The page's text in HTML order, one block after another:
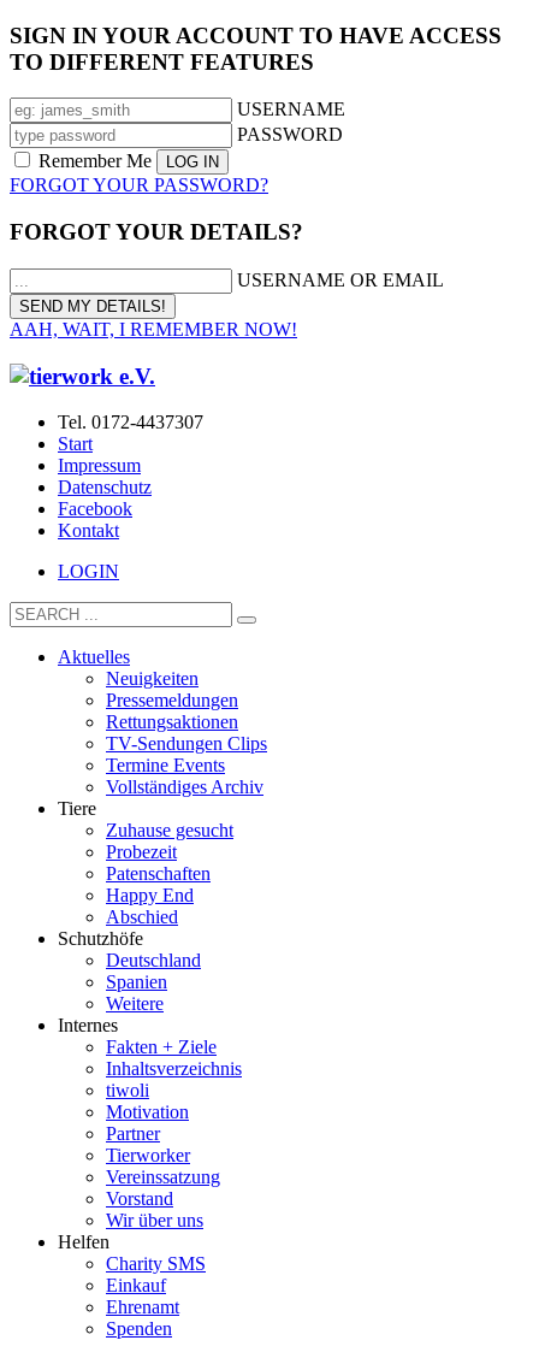
SIGN IN YOUR ACCOUNT TO HAVE ACCESS
TO DIFFERENT FEATURES
USERNAME
PASSWORD
Remember Me
FORGOT YOUR PASSWORD?
FORGOT YOUR DETAILS?
USERNAME OR EMAIL
AAH, WAIT, I REMEMBER NOW!
Tel. 0172-4437307
Start
Impressum
Datenschutz
Facebook
Kontakt
LOGIN
Aktuelles
Neuigkeiten
Pressemeldungen
Rettungsaktionen
TV-Sendungen Clips
Termine Events
Vollständiges Archiv
Tiere
Zuhause gesucht
Probezeit
Patenschaften
Happy End
Abschied
Schutzhöfe
Deutschland
Spanien
Weitere
Internes
Fakten + Ziele
Inhaltsverzeichnis
tiwoli
Motivation
Partner
Tierworker
Vereinssatzung
Vorstand
Wir über uns
Helfen
Charity SMS
Einkauf
Ehrenamt
Spenden